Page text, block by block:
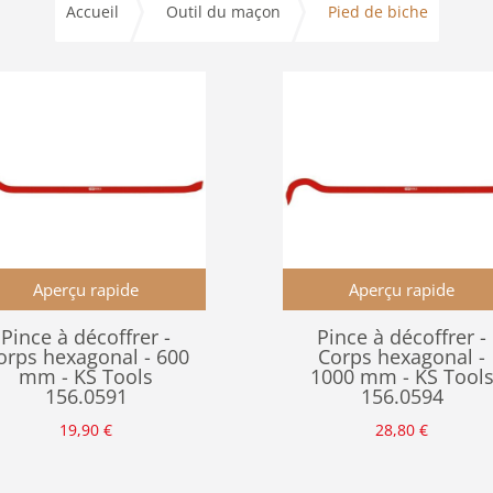
Accueil Outil du maçon Pied de biche
Aperçu rapide
Pince à décoffrer -
hexagonal - 600
mm - KS Tools
156.0591
19,90€
Aperçu rapide
Pince à décoffrer -
Corps hexagonal -
1000 mm - KS Tools
156.0594
28,80€